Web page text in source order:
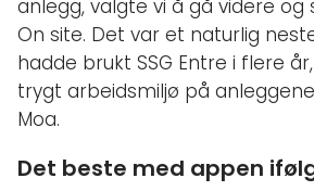
anlegg, valgte vi å gå videre og
On site. Det var et naturlig
hadde brukt SSG Entre i flere
trygt arbeidsmiljø på
Moa.
Det beste med appen